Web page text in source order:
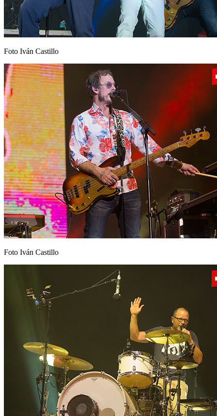
Foto Iván Castillo
Foto Iván Castillo